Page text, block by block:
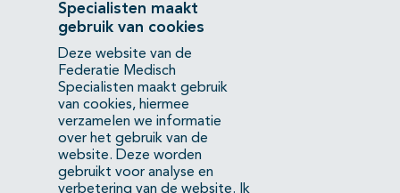
Contact
Mercatorlaan 1200
3528 BL Utrecht
(088) 505 34 34
info@richtlijnendatabase.nl
YouTubeLinkedIn
Specialisten maakt
gebruik van cookies
Deze website van de
Federatie Medisch
Specialisten maakt gebruik
van cookies, hiermee
verzamelen we informatie
over het gebruik van de
website. Deze worden
gebruikt voor analyse en
verbetering van de website.
Ik